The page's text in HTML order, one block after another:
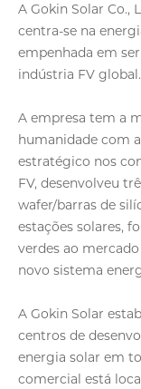
A Gokin Solar Co.,
centra-se na
empenhada em
indústria FV global.
A empresa tem a
humanidade com
estratégico nos
FV, desenvolveu
wafer/barras de
estações solares,
verdes ao
novo sistema
A Gokin Solar
centros de
energia solar em
comercial está